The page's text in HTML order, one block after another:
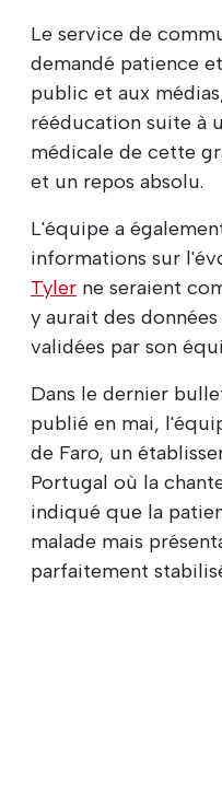
Le service de
demandé patience
public et aux
rééducation suite à
médicale de cette
et un repos absolu.
L'équipe a
informations sur
Tyler ne seraient
y aurait des
validées par son
Dans le dernier
publié en mai,
de Faro, un
Portugal où la
indiqué que la
malade mais
parfaitement